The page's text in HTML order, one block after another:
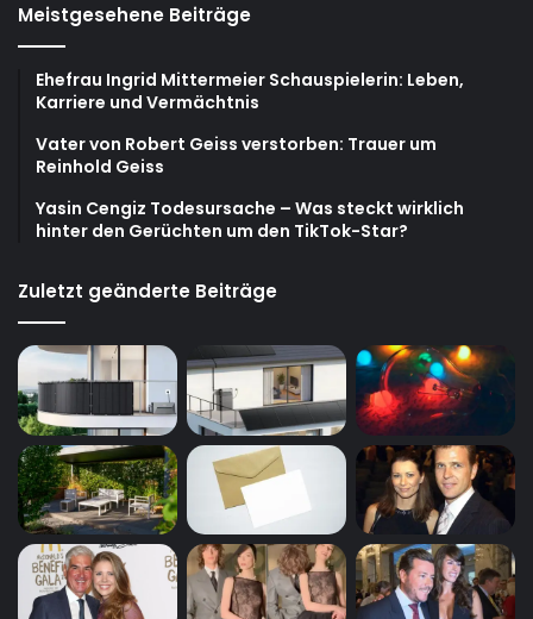
Meistgesehene Beiträge
Ehefrau Ingrid Mittermeier Schauspielerin: Leben,
Karriere und Vermächtnis
Vater von Robert Geiss verstorben: Trauer um
Reinhold Geiss
Yasin Cengiz Todesursache – Was steckt wirklich
hinter den Gerüchten um den TikTok-Star?
Zuletzt geänderte Beiträge